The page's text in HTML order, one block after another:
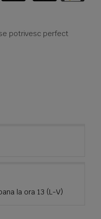
se potrivesc perfect
la ora 13 (L-V)